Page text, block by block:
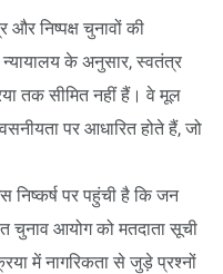
निष्पक्ष चुनावों की
के अनुसार, स्वतंत्र
तक सीमित नहीं हैं। वे मूल
पर आधारित होते हैं, जो
निष्कर्ष पर पहुंची है कि जन
चुनाव आयोग को मतदाता सूची
में नागरिकता से जुड़े प्रश्नों